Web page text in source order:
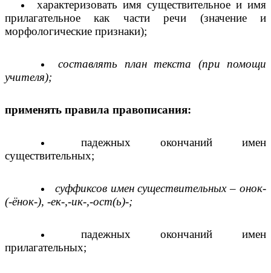
характеризовать имя существительное и имя
прилагательное как части речи (значение и
морфологические признаки);
составлять план текста (при помощи
учителя);
применять правила правописания:
падежных окончаний имен
существительных;
суффиксов имен существительных – онок-
(-ёнок-), -ек-,-ик-,-ост(ь)-;
падежных окончаний имен
прилагательных;